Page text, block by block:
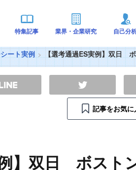
特集記事 業界・企業研究 自己分
ート実例 【選考通過ES実例】双日
記事をお気
】双日 ボスト